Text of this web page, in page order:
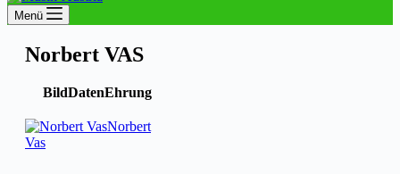
Menü
Norbert VAS
BildDatenEhrung
Norbert
Vas